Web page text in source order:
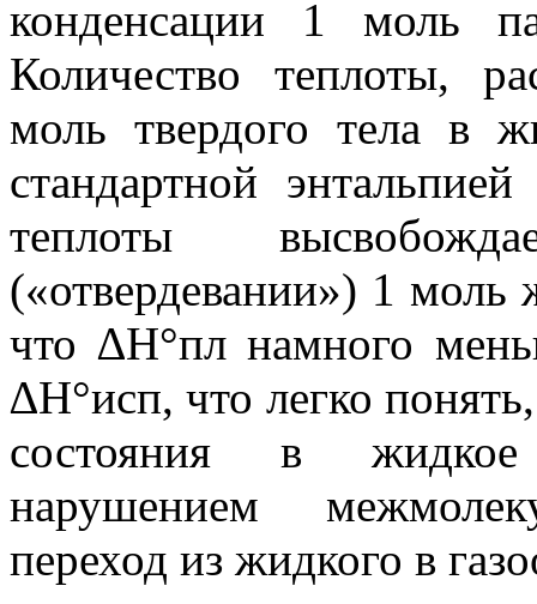
конденсации 1 моль
Количество теплоты,
моль твердого тела в
стандартной
теплоты
(«отвердевании») 1
что ∆Н°пл намного
∆Н°исп, что легко
состояния в жидкое
нарушением
переход из жидкого в